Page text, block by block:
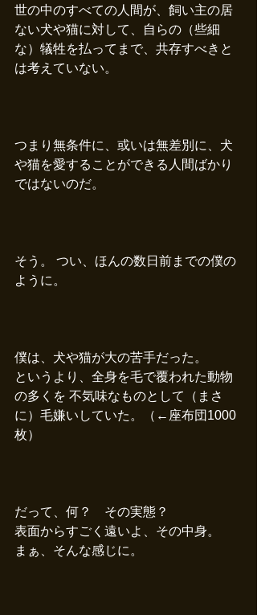
世の中のすべての人間が、飼い主の居
ない犬や猫に対して、自らの（些細
な）犠牲を払ってまで、共存すべきと
は考えていない。
つまり無条件に、或いは無差別に、犬
や猫を愛することができる人間ばかり
ではないのだ。
そう。 つい、ほんの数日前までの僕の
ように。
僕は、犬や猫が大の苦手だった。
というより、全身を毛で覆われた動物
の多くを 不気味なものとして（まさ
に）毛嫌いしていた。（←座布団1000
枚）
だって、何？　その実態？
表面からすごく遠いよ、その中身。
まぁ、そんな感じに。